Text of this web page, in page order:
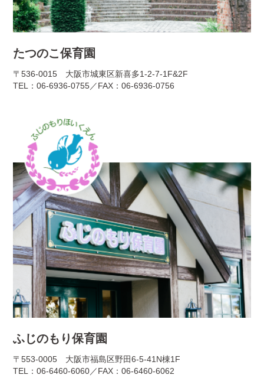
たつのこ保育園
〒536-0015 大阪市城東区新喜多1-2-7-1F&2F
TEL：06-6936-0755／FAX：06-6936-0756
ふじのもり保育園
〒553-0005 大阪市福島区野田6-5-41N棟1F
TEL：06-6460-6060／FAX：06-6460-6062